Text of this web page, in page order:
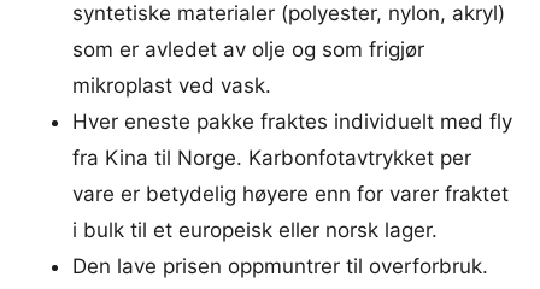
syntetiske materialer (polyester, nylon, akryl)
som er avledet av olje og som frigjør
mikroplast ved vask.
Hver eneste pakke fraktes individuelt med fly
fra Kina til Norge. Karbonfotavtrykket per
vare er betydelig høyere enn for varer fraktet
i bulk til et europeisk eller norsk lager.
Den lave prisen oppmuntrer til overforbruk.